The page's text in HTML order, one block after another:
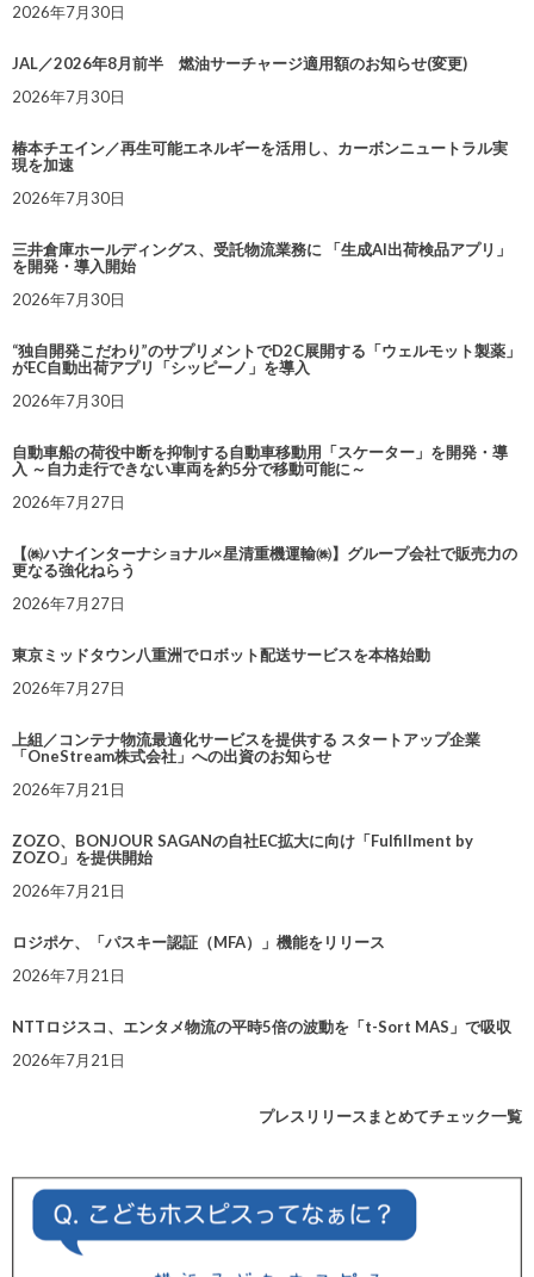
2026年7月30日
JAL／2026年8月前半 燃油サーチャージ適用額のお知らせ(変更)
2026年7月30日
椿本チエイン／再生可能エネルギーを活用し、カーボンニュートラル実
現を加速
2026年7月30日
三井倉庫ホールディングス、受託物流業務に 「生成AI出荷検品アプリ」
を開発・導入開始
2026年7月30日
“独自開発こだわり”のサプリメントでD2C展開する「ウェルモット製薬」
がEC自動出荷アプリ「シッピーノ」を導入
2026年7月30日
自動車船の荷役中断を抑制する自動車移動用「スケーター」を開発・導
入 ～自力走行できない車両を約5分で移動可能に～
2026年7月27日
【㈱ハナインターナショナル×星清重機運輸㈱】グループ会社で販売力の
更なる強化ねらう
2026年7月27日
東京ミッドタウン八重洲でロボット配送サービスを本格始動
2026年7月27日
上組／コンテナ物流最適化サービスを提供する スタートアップ企業
「OneStream株式会社」への出資のお知らせ
2026年7月21日
ZOZO、BONJOUR SAGANの自社EC拡大に向け「Fulfillment by
ZOZO」を提供開始
2026年7月21日
ロジポケ、「パスキー認証（MFA）」機能をリリース
2026年7月21日
NTTロジスコ、エンタメ物流の平時5倍の波動を「t-Sort MAS」で吸収
2026年7月21日
プレスリリースまとめてチェック一覧